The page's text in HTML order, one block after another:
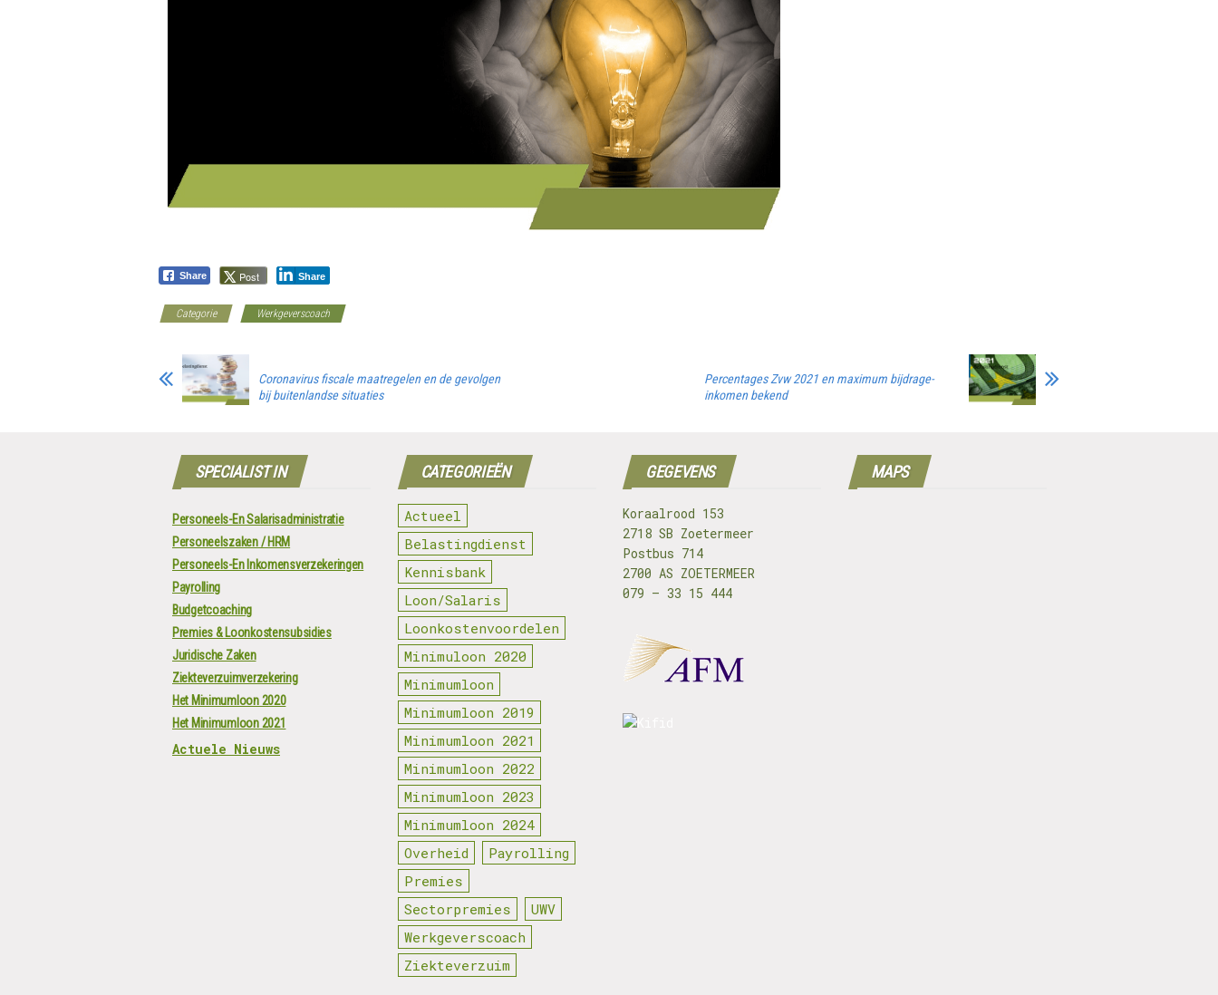
Share Post Share
Categorie Werkgeverscoach
Coronavirus fiscale maatregelen en de gevolgen
bij buitenlandse situaties
Percentages Zvw 2021 en maximum bijdrage-
inkomen bekend
SPECIALIST IN
Personeels-En Salarisadministratie
Personeelszaken / HRM
Personeels-En Inkomensverzekeringen
Payrolling
Budgetcoaching
Premies & Loonkostensubsidies
Juridische Zaken
Ziekteverzuimverzekering
Het Minimumloon 2020
Het Minimumloon 2021
Actuele Nieuws
CATEGORIEËN
Actueel
Belastingdienst
Kennisbank
Loon/Salaris
Loonkostenvoordelen
Minimuloon 2020
Minimumloon
Minimumloon 2019
Minimumloon 2021
Minimumloon 2022
Minimumloon 2023
Minimumloon 2024
Overheid
Payrolling
Premies
Sectorpremies
UWV
Werkgeverscoach
Ziekteverzuim
GEGEVENS
Koraalrood 153
2718 SB Zoetermeer
Postbus 714
2700 AS ZOETERMEER
079 – 33 15 444
MAPS